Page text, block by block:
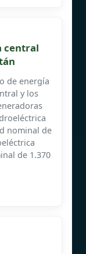
central
de energía
y los
nominal de
de 1.370